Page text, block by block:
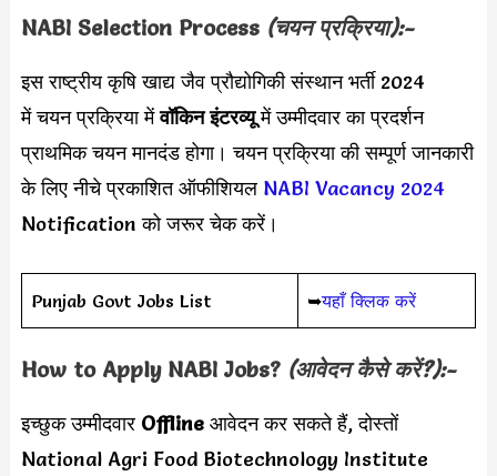
NABI Selection Process (चयन प्रक्रिया):-
इस राष्ट्रीय कृषि खाद्य जैव प्रौद्योगिकी संस्थान भर्ती 2024
में चयन प्रक्रिया मेंवॉकिन इंटरव्यूमें उम्मीदवार का प्रदर्शन
प्राथमिक चयन मानदंड होगा। चयन प्रक्रिया की सम्पूर्ण जानकारी
के लिए नीचे प्रकाशित ऑफीशियल NABI Vacancy 2024
Notification को जरूर चेक करें।
Punjab Govt Jobs List ➥यहाँ क्लिक करें
How to Apply NABI Jobs?(आवेदन कैसे करें?):-
इच्छुक उम्मीदवार Offline आवेदन कर सकते हैं, दोस्तों
National Agri Food Biotechnology Institute